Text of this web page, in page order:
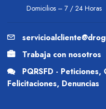
Domicilios – 7 / 24 Horas
Trabaja con nosotros
PQRSFD - Peticiones,
Felicitaciones, Denuncias